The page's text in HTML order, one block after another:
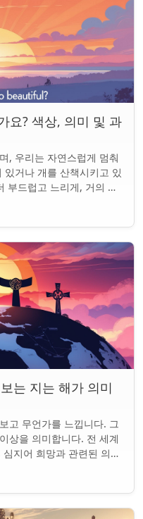
요? 색상, 의미 및 과
, 우리는 자연스럽게 멈춰
거나 개를 산책시키고 있
부드럽고 느리게, 거의 신
는 지는 해가 의미
고 무언가를 느낍니다. 그
상을 의미합니다. 전 세계
지어 희망과 관련된 의미